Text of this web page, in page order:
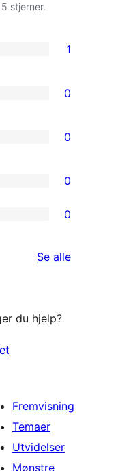
stjerner.
1
0
0
0
0
Se alleomtalene
du hjelp?
Fremvisning
Temaer
Utvidelser
Mønstre